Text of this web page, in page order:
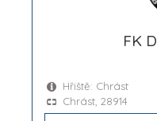
FK
Hřiště: Chrást
Chrást, 28914